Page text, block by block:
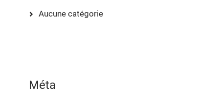
Aucune catégorie
Méta